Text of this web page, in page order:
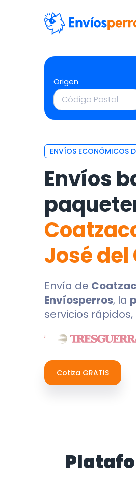
Origen
ENVÍOS ECONÓMICOS
Envíos
José del
Envía de
Envíosperros, la
servicios
Cotiza GRATIS